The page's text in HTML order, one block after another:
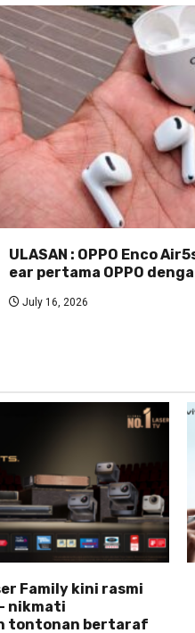
ULASAN : OPPO Enco
ear pertama OPPO
July 16, 2026
Family kini rasmi
nikmati
tontonan bertaraf